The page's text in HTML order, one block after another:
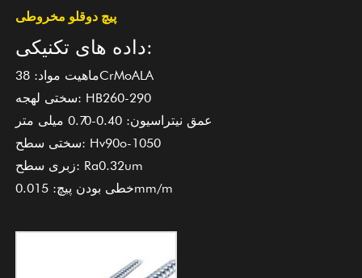
پیچ دوقلو مخروطی
داده های تکنیکی:
ماهیت مواد: 38CrMoALA
سختی لهجه: HB260-290
عمق نیتراسیون: 0.40-0.70 میلی متر
سختی سطح: Hv90o-1050
زبری سطح: Ra0.32um
خطی بودن پیچ: 0.015mm/m